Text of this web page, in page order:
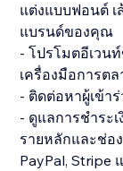
แต่งแบบฟอนต์
แบรนด์ของคุณ
- โปรโมตอีเวน
เครื่องมือการต
- ติดต่อหาผู้เข้า
- ดูแลการชำระ
รายหลักและช่อ
PayPal, Stripe